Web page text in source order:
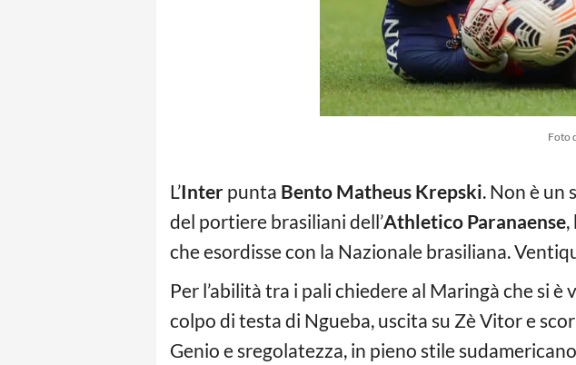
Foto
L’Inter punta Bento Matheus Krepski. Non è un
del portiere brasiliani dell’Athletico Paranaense,
che esordisse con la Nazionale brasiliana.
Per l’abilità tra i pali chiedere al Maringà che si
colpo di testa di Ngueba, uscita su Zè Vitor e
Genio e sregolatezza, in pieno stile